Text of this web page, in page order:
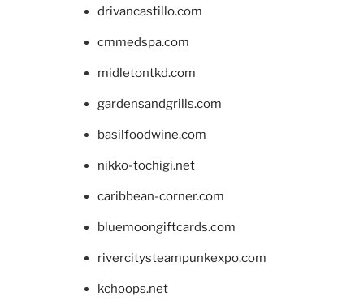
drivancastillo.com
cmmedspa.com
midletontkd.com
gardensandgrills.com
basilfoodwine.com
nikko-tochigi.net
caribbean-corner.com
bluemoongiftcards.com
rivercitysteampunkexpo.com
kchoops.net